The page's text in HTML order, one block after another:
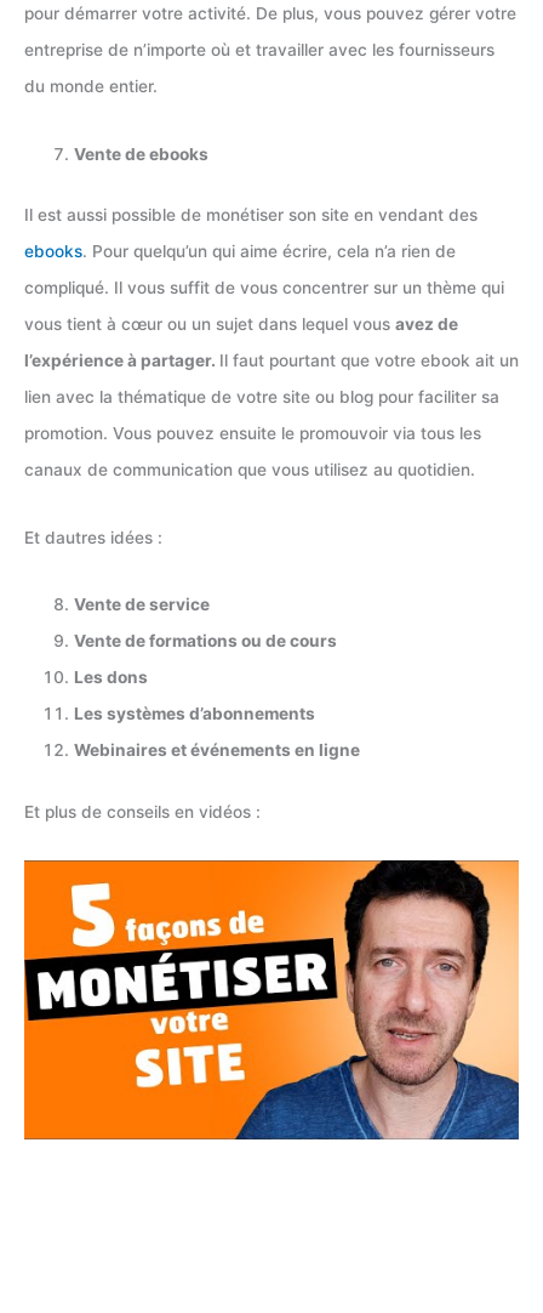
pour démarrer votre activité. De plus, vous pouvez gérer votre
entreprise de n’importe où et travailler avec les fournisseurs
du monde entier.
Vente de ebooks
Il est aussi possible de monétiser son site en vendant des
ebooks. Pour quelqu’un qui aime écrire, cela n’a rien de
compliqué. Il vous suffit de vous concentrer sur un thème qui
vous tient à cœur ou un sujet dans lequel vous avez de
l’expérience à partager. Il faut pourtant que votre ebook ait un
lien avec la thématique de votre site ou blog pour faciliter sa
promotion. Vous pouvez ensuite le promouvoir via tous les
canaux de communication que vous utilisez au quotidien.
Et dautres idées :
Vente de service
Vente de formations ou de cours
Les dons
Les systèmes d’abonnements
Webinaires et événements en ligne
Et plus de conseils en vidéos :